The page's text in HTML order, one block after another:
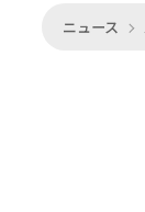
ニュース